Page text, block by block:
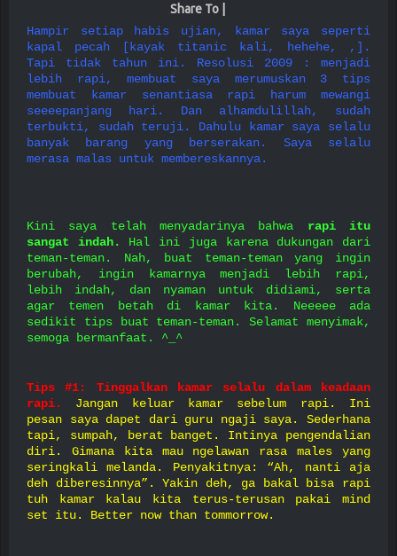
Share To |
Hampir setiap habis ujian, kamar saya seperti
kapal pecah [kayak titanic kali, hehehe, ,].
Tapi tidak tahun ini. Resolusi 2009 : menjadi
lebih rapi, membuat saya merumuskan 3 tips
membuat kamar senantiasa rapi harum mewangi
seeeepanjang hari. Dan alhamdulillah, sudah
terbukti, sudah teruji. Dahulu kamar saya selalu
banyak barang yang berserakan. Saya selalu
merasa malas untuk membereskannya.
Kini saya telah menyadarinya bahwa rapi itu
sangat indah.
Hal ini juga karena dukungan dari
teman-teman. Nah, buat teman-teman yang ingin
berubah, ingin kamarnya menjadi lebih rapi,
lebih indah, dan nyaman untuk didiami, serta
agar temen betah di kamar kita. Neeeee ada
sedikit tips buat teman-teman. Selamat menyimak,
semoga bermanfaat. ^_^
Tips #1: Tinggalkan kamar selalu dalam keadaan
rapi.
Jangan keluar kamar sebelum rapi. Ini
pesan saya dapet dari guru ngaji saya. Sederhana
tapi, sumpah, berat banget. Intinya pengendalian
diri. Gimana kita mau ngelawan rasa males yang
seringkali melanda. Penyakitnya: “Ah, nanti aja
deh diberesinnya”. Yakin deh, ga bakal bisa rapi
tuh kamar kalau kita terus-terusan pakai mind
set itu. Better now than tommorrow.